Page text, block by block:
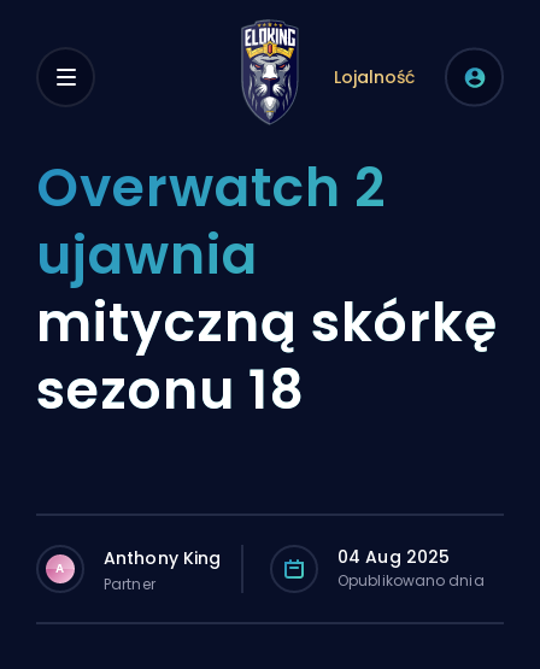
Lojalność
Overwatch 2
ujawnia
mityczną skórkę
sezonu 18
A Anthony King
Partner
04 Aug 2025
Opublikowano dnia